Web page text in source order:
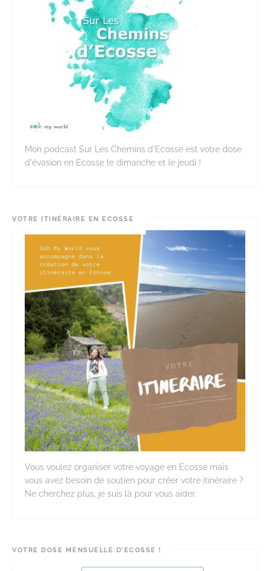
Mon podcast Sur Les Chemins d'Ecosse est votre dose
d'évasion en Ecosse le dimanche et le jeudi !
VOTRE ITINÉRAIRE EN ECOSSE
Vous voulez organiser votre voyage en Ecosse mais
vous avez besoin de soutien pour créer votre itinéraire ?
Ne cherchez plus, je suis là pour vous aider.
VOTRE DOSE MENSUELLE D’ECOSSE !